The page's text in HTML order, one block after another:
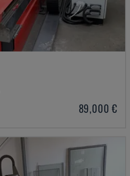
89,000 €